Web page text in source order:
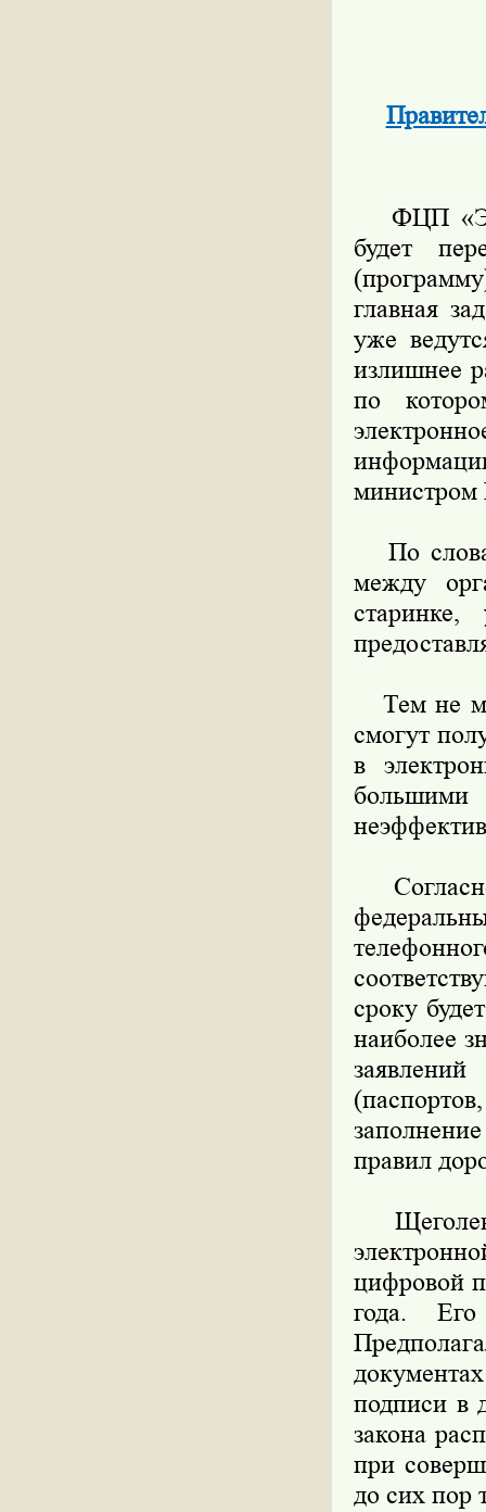
ФЦП
будет
главная
уже
излишнее
по
По
между
Тем не
смогут
в
большими
сроку
наиболее
правил
Щеголев
цифровой
года.
подписи в
закона
при
до сих пор